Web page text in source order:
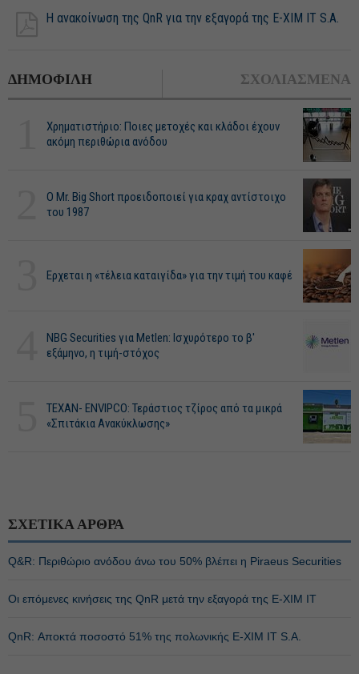
Η ανακοίνωση της QnR για την εξαγορά της E-XIM IT S.A.
ΔΗΜΟΦΙΛΗ ΣΧΟΛΙΑΣΜΕΝΑ
Χρηματιστήριο: Ποιες μετοχές και κλάδοι έχουν
ακόμη περιθώρια ανόδου
O Mr. Big Short προειδοποιεί για κραχ αντίστοιχο
του 1987
Ερχεται η «τέλεια καταιγίδα» για την τιμή του καφέ
NBG Securities για Metlen: Ισχυρότερο το β'
εξάμηνο, η τιμή-στόχος
ΤΕΧΑΝ- ENVIPCO: Τεράστιος τζίρος από τα μικρά
«Σπιτάκια Ανακύκλωσης»
ΣΧΕΤΙΚΑ ΑΡΘΡΑ
Q&R: Περιθώριο ανόδου άνω του 50% βλέπει η Piraeus Securities
Οι επόμενες κινήσεις της QnR μετά την εξαγορά της E-XIM IT
QnR: Αποκτά ποσοστό 51% της πολωνικής E-XIM IT S.A.